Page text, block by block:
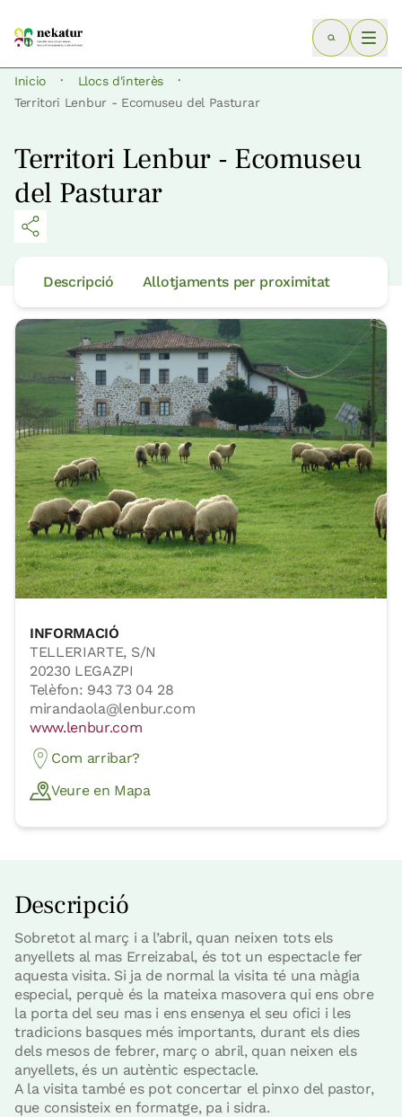
Inicio · Llocs d'interès ·
Territori Lenbur - Ecomuseu del Pasturar
Territori Lenbur - Ecomuseu
del Pasturar
Descripció Allotjaments per proximitat
INFORMACIÓ
TELLERIARTE, S/N
20230 LEGAZPI
Telèfon: 943 73 04 28
mirandaola@lenbur.com
www.lenbur.com
Com arribar?
Veure en Mapa
Descripció
Sobretot al març i a l’abril, quan neixen tots els
anyellets al mas Erreizabal, és tot un espectacle fer
aquesta visita. Si ja de normal la visita té una màgia
especial, perquè és la mateixa masovera qui ens obre
la porta del seu mas i ens ensenya el seu ofici i les
tradicions basques més importants, durant els dies
dels mesos de febrer, març o abril, quan neixen els
anyellets, és un autèntic espectacle.
A la visita també es pot concertar el pinxo del pastor,
que consisteix en formatge, pa i sidra.